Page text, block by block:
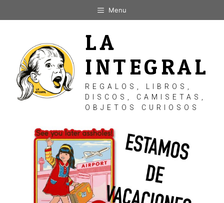
al
Menu
LA
INTEGRAL
REGALOS, LIBROS,
DISCOS, CAMISETAS,
OBJETOS CURIOSOS